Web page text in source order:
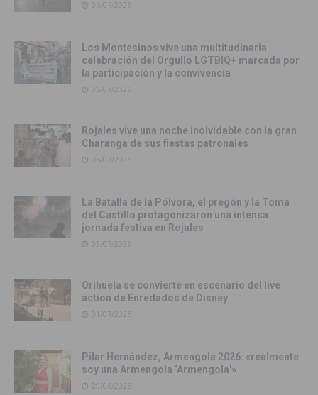
06/07/2026
Los Montesinos vive una multitudinaria
celebración del Orgullo LGTBIQ+ marcada por
la participación y la convivencia
06/07/2026
Rojales vive una noche inolvidable con la gran
Charanga de sus fiestas patronales
05/07/2026
La Batalla de la Pólvora, el pregón y la Toma
del Castillo protagonizaron una intensa
jornada festiva en Rojales
03/07/2026
Orihuela se convierte en escenario del live
action de Enredados de Disney
01/07/2026
Pilar Hernández, Armengola 2026: «realmente
soy una Armengola ‘Armengola'»
29/06/2026